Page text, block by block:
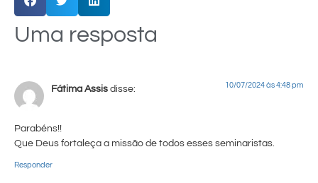
Uma resposta
Fátima Assis disse: 10/07/2024 às 4:48 pm
Parabéns!!
Que Deus fortaleça a missão de todos esses seminaristas.
Responder